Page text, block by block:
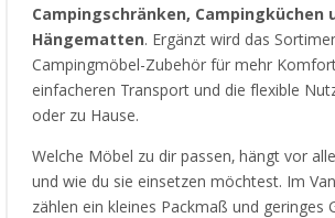
Campingschränken, Campingküchen
Hängematten. Ergänzt wird das
Campingmöbel-Zubehör für mehr
einfacheren Transport und die flexible
oder zu Hause.
Welche Möbel zu dir passen, hängt vor
und wie du sie einsetzen möchtest. Im
zählen ein kleines Packmaß und geringes